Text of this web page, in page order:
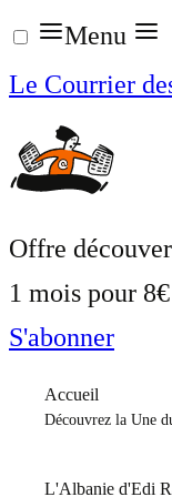
Aller
au
contenu
Menu
Le Courrier
Offre
1 mois pour 8€
S'abonner
Accueil
Découvrez la Une
L'Albanie d'Edi